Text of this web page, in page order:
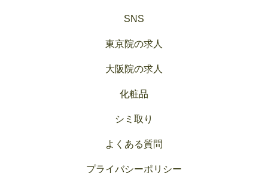
SNS
東京院の求人
大阪院の求人
化粧品
シミ取り
よくある質問
プライバシーポリシー